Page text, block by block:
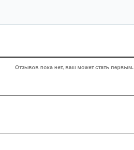
Отзывов пока нет, ваш может стать первым.